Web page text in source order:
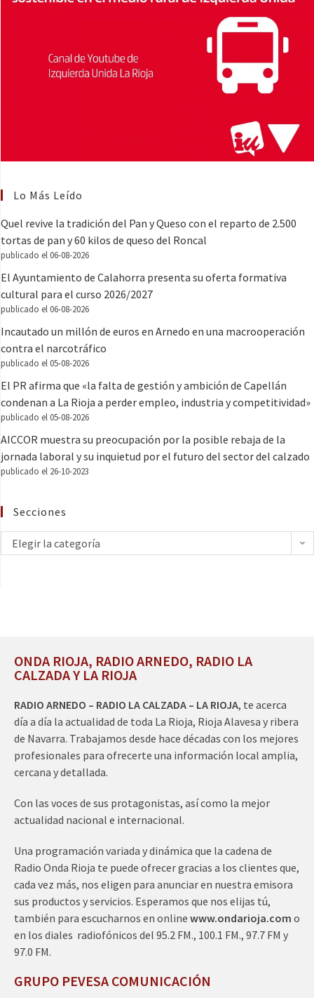
Lo Más Leído
Quel revive la tradición del Pan y Queso con el reparto de 2.500
tortas de pan y 60 kilos de queso del Roncal
publicado el 06-08-2026
El Ayuntamiento de Calahorra presenta su oferta formativa
cultural para el curso 2026/2027
publicado el 06-08-2026
Incautado un millón de euros en Arnedo en una macrooperación
contra el narcotráfico
publicado el 05-08-2026
El PR afirma que «la falta de gestión y ambición de Capellán
condenan a La Rioja a perder empleo, industria y competitividad»
publicado el 05-08-2026
AICCOR muestra su preocupación por la posible rebaja de la
jornada laboral y su inquietud por el futuro del sector del calzado
publicado el 26-10-2023
Secciones
Elegir la categoría
ONDA RIOJA, RADIO ARNEDO, RADIO LA
CALZADA Y LA RIOJA
RADIO ARNEDO – RADIO LA CALZADA – LA RIOJA, te acerca
día a día la actualidad de toda La Rioja, Rioja Alavesa y ribera
de Navarra. Trabajamos desde hace décadas con los mejores
profesionales para ofrecerte una información local amplia,
cercana y detallada.
Con las voces de sus protagonistas, así como la mejor
actualidad nacional e internacional.
Una programación variada y dinámica que la cadena de
Radio Onda Rioja te puede ofrecer gracias a los clientes que,
cada vez más, nos eligen para anunciar en nuestra emisora
sus productos y servicios. Esperamos que nos elijas tú,
también para escucharnos en online www.ondarioja.com o
en los diales radiofónicos del 95.2 FM., 100.1 FM., 97.7 FM y
97.0 FM.
GRUPO PEVESA COMUNICACIÓN